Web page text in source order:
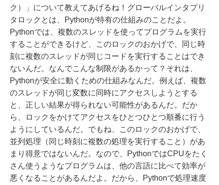
ク）」について教えてあげるね！グローバルインタプリ
タロックとは、Pythonが特有の仕組みのことだよ。
Pythonでは、複数のスレッドを使ってプログラムを実行
することができるけど、このロックのおかげで、同じ時
刻に複数のスレッドが同じコードを実行することはでき
ないんだ。なんでこんな制限があるかって？それは、
Pythonが安全に動くための仕組みなんだ。例えば、複数
のスレッドが同じ変数に同時にアクセスしようとする
と、正しい結果が得られない可能性があるんだ。だか
ら、ロックをかけてアクセスをひとつひとつ順番に行う
ようにしているんだ。でもね、このロックのおかげで、
並列処理（同じ時刻に複数の処理を実行すること）があ
まり得意ではないんだ。なので、PythonではCPUをたく
さん使うようなプログラムは、他の言語に比べて効率が
悪くなることがあるんだよ。だから、Pythonで処理速度